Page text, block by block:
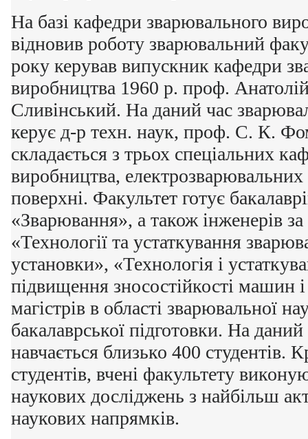
На базі кафедри зварювального
відновив роботу зварювальний
року керував випускник кафедри
виробництва 1960 р. проф.
Сливінський. На даний час
керує д-р техн. наук, проф. С. К.
складається з трьох спеціальних
виробництва, електрозварювальних
поверхні. Факультет готує
«Зварювання», а також інженерів
«Технології та устаткування
установки», «Технологія і
підвищення зносостійкості машин
магістрів в області зварювальної
бакалаврської підготовки. На даний
навчається близько 400 студентів.
студентів, вчені факультету
наукових досліджень з найбільш
наукових напрямків.